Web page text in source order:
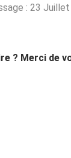
: 23
? Merci de